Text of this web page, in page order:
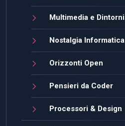
Multimedia e Dintorni
Nostalgia Informatica
Orizzonti Open
Pensieri da Coder
Processori & Design